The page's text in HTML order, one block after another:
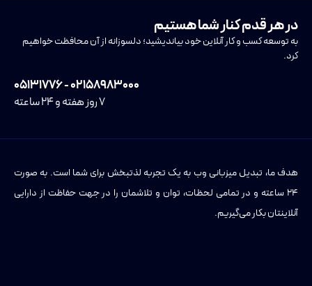
در هر قدم کنار شما هستیم
به توسعه کسب و کار آنلاین خود بیاندیشید؛ دلسوزانه از آن محافظت خواهیم
کرد.
۰۲۱۵۸۹۸۳۰۰۰ - ۰۵۱۳۱۷۷۶
۷ روز هفته و ۲۴ ساعته
هدف ما، تبدیل میزبانی وب به یک تجربه لذتبخش برای شما است. به صورت
۲۴ ساعته و در تمامی لحظات، توان و تلاشمان را در جهت حفاظت از دارایی
آنلاینتان بکار می‌گیریم.